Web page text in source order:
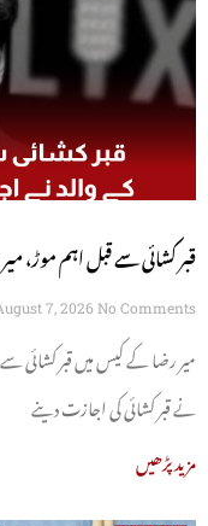
قبر کشائی سے قبل اہم موڑ،
7, 2026 No Comments
میر رضا کے کیس میں قبر
نے قبر کشائی کی اجازت دینے
مزید پڑھیں